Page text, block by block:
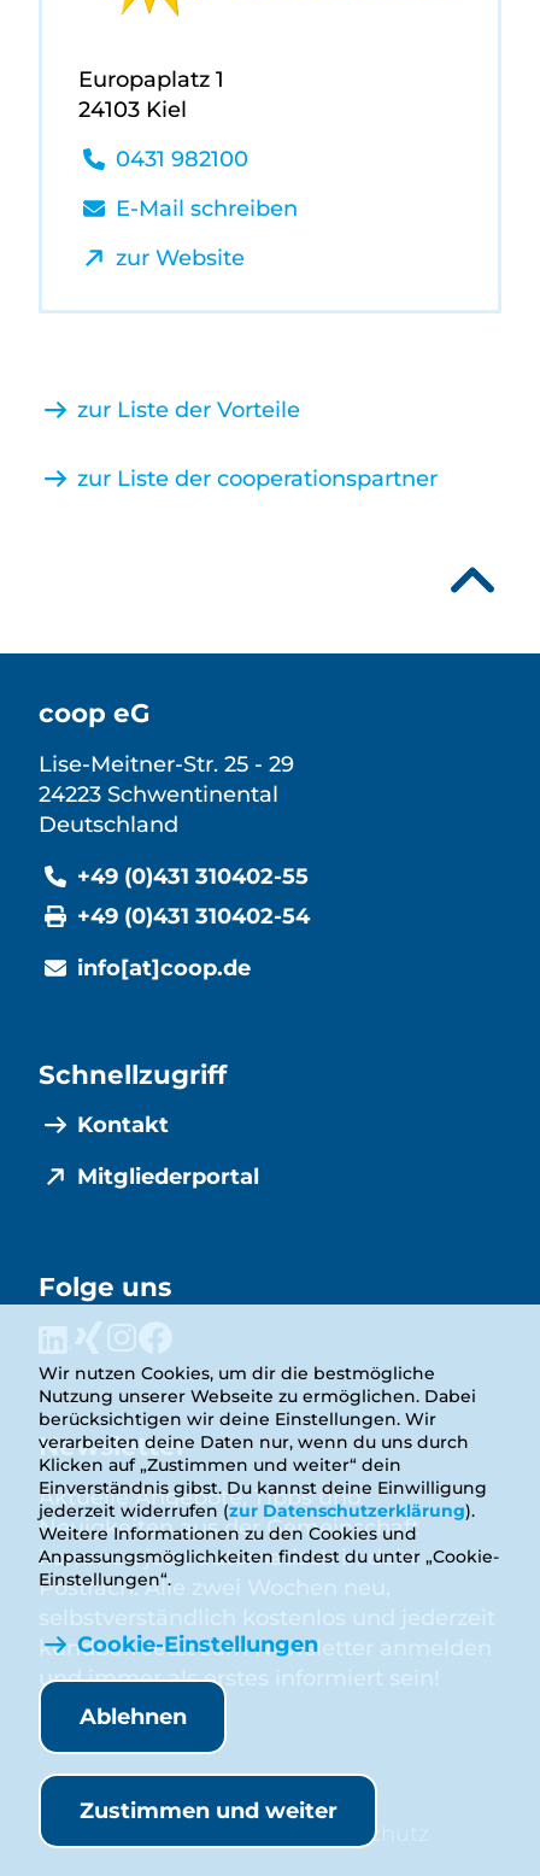
Wir nutzen Cookies, um dir die bestmögliche
Nutzung unserer Webseite zu ermöglichen. Dabei
berücksichtigen wir deine Einstellungen. Wir
verarbeiten deine Daten nur, wenn du uns durch
Klicken auf „Zustimmen und weiter“ dein
Einverständnis gibst. Du kannst deine Einwilligung
jederzeit widerrufen (zur Datenschutzerklärung).
Weitere Informationen zu den Cookies und
Anpassungsmöglichkeiten findest du unter „Cookie-
Einstellungen“.
Cookie-Einstellungen
Ablehnen
Zustimmen und weiter
Europaplatz 1
24103 Kiel
0431 982100
E-Mail schreiben
zur Website
zur Liste der Vorteile
zur Liste der cooperationspartner
coop eG
Lise-Meitner-Str. 25 - 29
24223 Schwentinental
Deutschland
+49 (0)431 310402-55
+49 (0)431 310402-54
info[at]coop.de
Schnellzugriff
Kontakt
Mitgliederportal
Folge uns
Newsletter
Aktuelle Angebote, Tipps und
Neuigkeiten aus der Gemeinschaft
kommen jetzt automatisch in dein
Postfach. Alle zwei Wochen neu,
selbstverständlich kostenlos und jederzeit
kündbar. Jetzt zum Newsletter anmelden
und immer als erstes informiert sein!
Anmelden
Rechtliches
Satzung Datenschutz